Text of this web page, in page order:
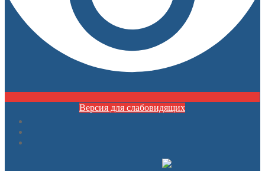
Версия для слабовидящих